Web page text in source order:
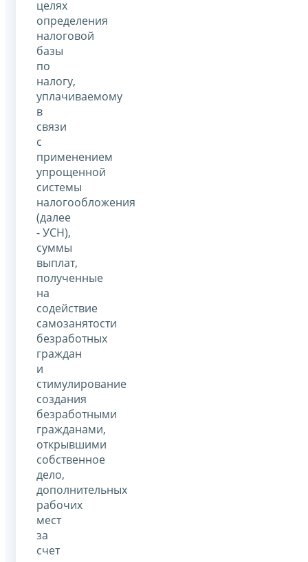
целях
определения
налоговой
базы
по
налогу,
уплачиваемому
в
связи
с
применением
упрощенной
системы
налогообложения
(далее
- УСН),
суммы
выплат,
полученные
на
содействие
самозанятости
безработных
граждан
и
стимулирование
создания
безработными
гражданами,
открывшими
собственное
дело,
дополнительных
рабочих
мест
за
счет